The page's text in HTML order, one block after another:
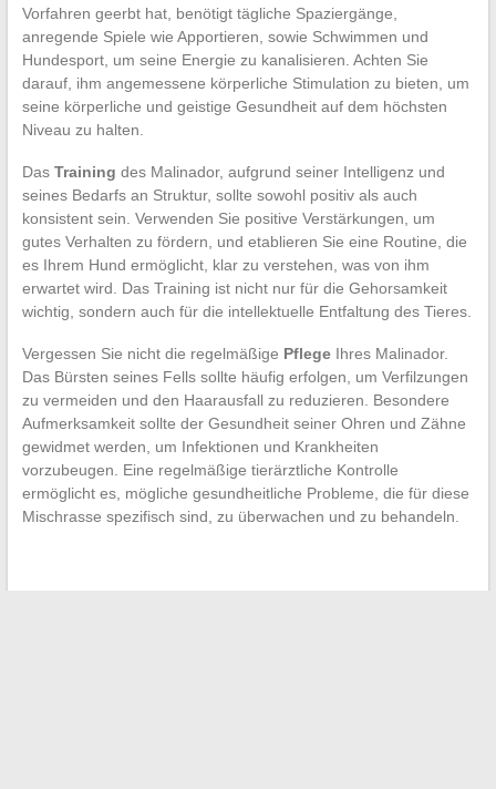
Vorfahren geerbt hat, benötigt tägliche Spaziergänge,
anregende Spiele wie Apportieren, sowie Schwimmen und
Hundesport, um seine Energie zu kanalisieren. Achten Sie
darauf, ihm angemessene körperliche Stimulation zu bieten, um
seine körperliche und geistige Gesundheit auf dem höchsten
Niveau zu halten.
Das Training des Malinador, aufgrund seiner Intelligenz und
seines Bedarfs an Struktur, sollte sowohl positiv als auch
konsistent sein. Verwenden Sie positive Verstärkungen, um
gutes Verhalten zu fördern, und etablieren Sie eine Routine, die
es Ihrem Hund ermöglicht, klar zu verstehen, was von ihm
erwartet wird. Das Training ist nicht nur für die Gehorsamkeit
wichtig, sondern auch für die intellektuelle Entfaltung des Tieres.
Vergessen Sie nicht die regelmäßige PflegeIhres Malinador.
Das Bürsten seines Fells sollte häufig erfolgen, um Verfilzungen
zu vermeiden und den Haarausfall zu reduzieren. Besondere
Aufmerksamkeit sollte der Gesundheit seiner Ohren und Zähne
gewidmet werden, um Infektionen und Krankheiten
vorzubeugen. Eine regelmäßige tierärztliche Kontrolle
ermöglicht es, mögliche gesundheitliche Probleme, die für diese
Mischrasse spezifisch sind, zu überwachen und zu behandeln.